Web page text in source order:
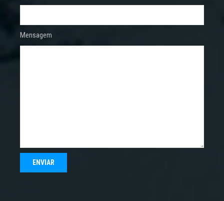
Mensagem